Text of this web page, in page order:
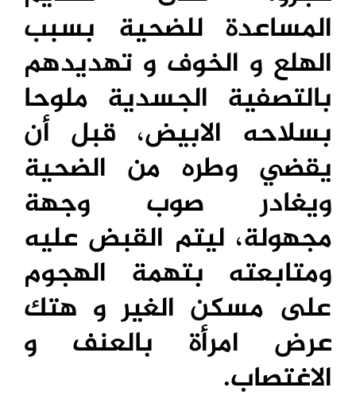
المساعدة للضحية بسبب
الهلع و الخوف و تهديدهم
بالتصفية الجسدية ملوحا
بسلاحه الابيض، قبل أن
يقضي وطره من الضحية
ويغادر صوب وجهة
مجهولة، ليتم القبض عليه
ومتابعته بتهمة الهجوم
على مسكن الغير و هتك
عرض امرأة بالعنف و
الاغتصاب.